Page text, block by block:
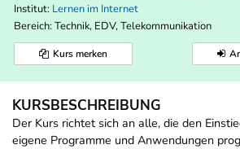
Institut: Lernen im Internet
Bereich: Technik, EDV, Telekommunikation
Kurs merken
KURSBESCHREIBUNG
Der Kurs richtet sich an alle, die den
eigene Programme und Anwendungen